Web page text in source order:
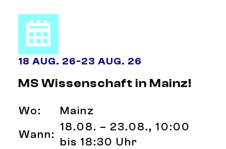
18 AUG. 26-23 AUG. 26
MS Wissenschaft in Mainz!
Wo:
Mainz
Wann:
18.08. – 23.08., 10:00
bis 18:30 Uhr